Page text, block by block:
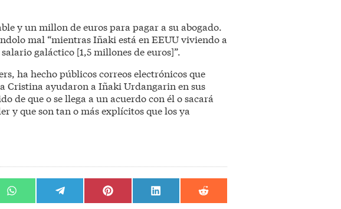
y un millon de euros para pagar a su abogado.
mal “mientras Iñaki está en EEUU viviendo a
galáctico [1,5 millones de euros]”.
ha hecho públicos correos electrónicos que
Cristina ayudaron a Iñaki Urdangarin en sus
de que o se llega a un acuerdo con él o sacará
y que son tan o más explícitos que los ya
Compartir
en
Compartir
en
Compartir
en
Compartir
en
Compartir
en